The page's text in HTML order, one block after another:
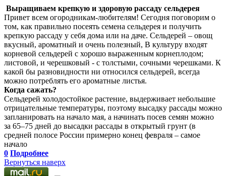
Выращиваем крепкую и здоровую рассаду сельдерея
Привет всем огородникам-любителям! Сегодня поговорим о
том, как правильно посеять семена сельдерея и получить
крепкую рассаду у себя дома или на даче. Сельдерей – овощ
вкусный, ароматный и очень полезный, В культуру входят
корневой сельдерей с хорошо выраженным корнеплодом;
листовой, и черешковый - с толстыми, сочными черешками. К
какой бы разновидности ни относился сельдерей, всегда
можно потреблять его ароматные листья.
Когда сажать?
Сельдерей холодостойкое растение, выдерживает небольшие
отрицательные температуры, поэтому высадку рассады можно
запланировать на начало мая, а начинать посев семян можно
за 65–75 дней до высадки рассады в открытый грунт (в
средней полосе России примерно конец февраля – самое
начало
0 Подробнее
Вернуться наверх